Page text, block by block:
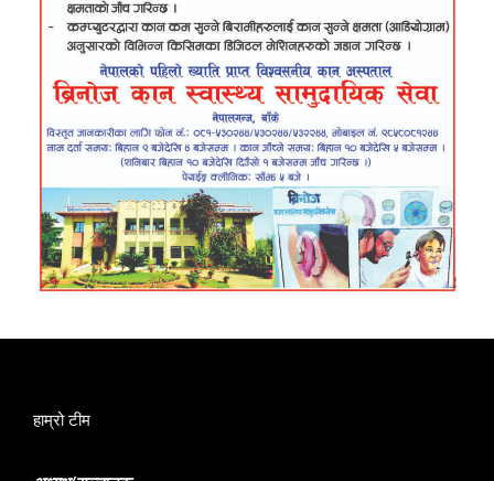
हाम्रो टीम